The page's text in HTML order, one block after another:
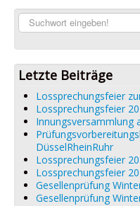
Links
Impressum
Suchen...
Letzte Beiträge
Lossprechungsfeier
Lossprechungsfeier
Innungsversammlung
DüsselRheinRuhr
Lossprechungsfeier
Lossprechungsfeier
Gesellenprüfung
Gesellenprüfung